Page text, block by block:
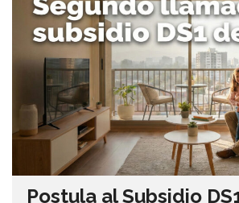
Postula al Subsidio